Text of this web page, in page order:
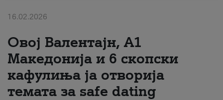
#ПодобарОнлајн
16.02.2026
Овој Валентајн, A1
Македонија и 6 скопски
кафулиња ја отворија
темата за safe dating